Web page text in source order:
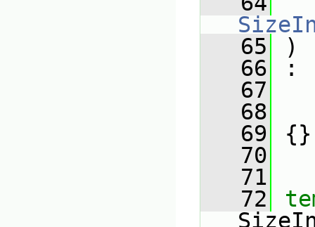
   65
)
   66
:
   67
   68
   69
{}
   70
   71
   72